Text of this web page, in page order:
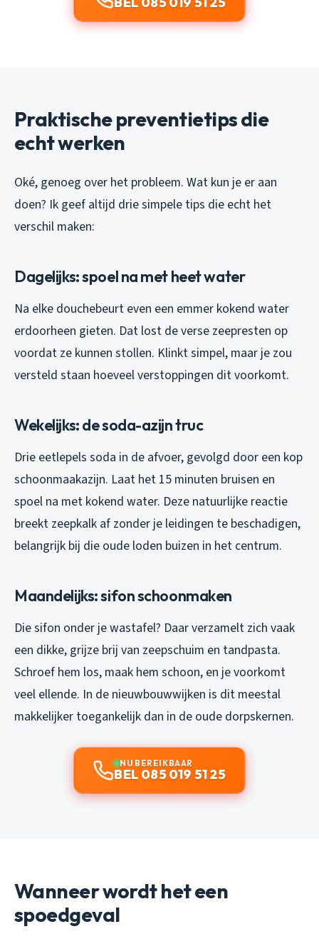
Praktische preventietips die
echt werken
Oké, genoeg over het probleem. Wat kun je er aan
doen? Ik geef altijd drie simpele tips die echt het
verschil maken:
Dagelijks: spoel na met heet water
Na elke douchebeurt even een emmer kokend water
erdoorheen gieten. Dat lost de verse zeepresten op
voordat ze kunnen stollen. Klinkt simpel, maar je zou
versteld staan hoeveel verstoppingen dit voorkomt.
Wekelijks: de soda-azijn truc
Drie eetlepels soda in de afvoer, gevolgd door een kop
schoonmaakazijn. Laat het 15 minuten bruisen en
spoel na met kokend water. Deze natuurlijke reactie
breekt zeepkalk af zonder je leidingen te beschadigen,
belangrijk bij die oude loden buizen in het centrum.
Maandelijks: sifon schoonmaken
Die sifon onder je wastafel? Daar verzamelt zich vaak
een dikke, grijze brij van zeepschuim en tandpasta.
Schroef hem los, maak hem schoon, en je voorkomt
veel ellende. In de nieuwbouwwijken is dit meestal
makkelijker toegankelijk dan in de oude dorpskernen.
NU BEREIKBAAR
BEL 085 019 51 25
Wanneer wordt het een
spoedgeval